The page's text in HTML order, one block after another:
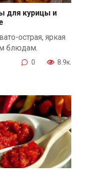
для курицы и
острая, яркая
блюдам.
0 8.9к.